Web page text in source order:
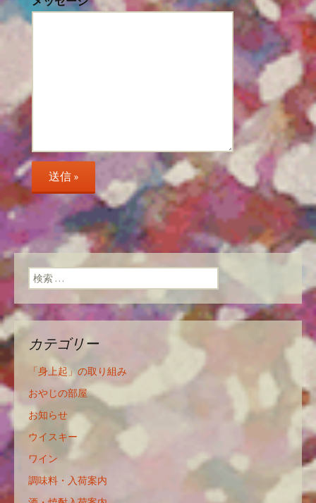
検索:
カテゴリー
「身上起」の取り組み
おやじの部屋
お知らせ
ウイスキー
ワイン
調味料・入荷案内